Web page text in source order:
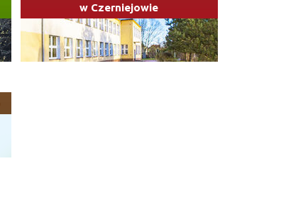
w Czerniejowie